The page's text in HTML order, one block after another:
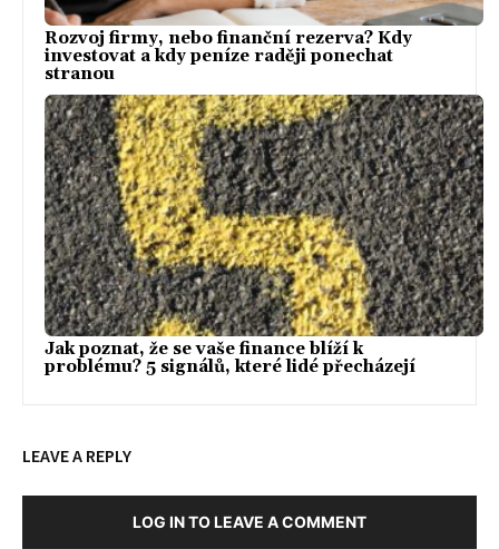
Rozvoj firmy, nebo finanční rezerva? Kdy
investovat a kdy peníze raději ponechat
stranou
Jak poznat, že se vaše finance blíží k
problému? 5 signálů, které lidé přecházejí
LEAVE A REPLY
LOG IN TO LEAVE A COMMENT